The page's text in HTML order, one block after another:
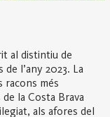
al distintiu de
l’any 2023. La
racons més
la Costa Brava
als afores del